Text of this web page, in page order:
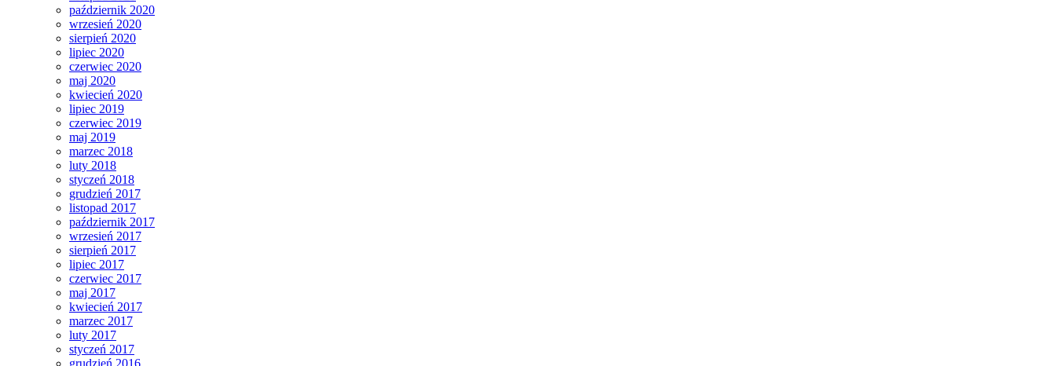
październik 2020
wrzesień 2020
sierpień 2020
lipiec 2020
czerwiec 2020
maj 2020
kwiecień 2020
lipiec 2019
czerwiec 2019
maj 2019
marzec 2018
luty 2018
styczeń 2018
grudzień 2017
listopad 2017
październik 2017
wrzesień 2017
sierpień 2017
lipiec 2017
czerwiec 2017
maj 2017
kwiecień 2017
marzec 2017
luty 2017
styczeń 2017
grudzień 2016